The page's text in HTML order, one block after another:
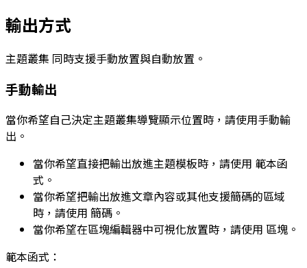
輸出方式
主題叢集 同時支援手動放置與自動放置。
手動輸出
當你希望自己決定主題叢集導覽顯示位置時，請使用手動輸
出。
當你希望直接把輸出放進主題模板時，請使用 範本函
式 。
當你希望把輸出放進文章內容或其他支援簡碼的區域
時，請使用 簡碼 。
當你希望在區塊編輯器中可視化放置時，請使用 區塊 。
範本函式：